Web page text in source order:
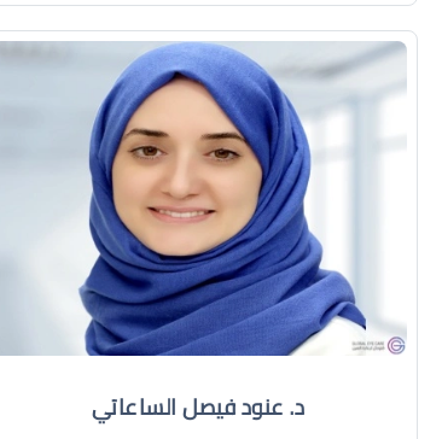
د. عنود فيصل الساعاتي